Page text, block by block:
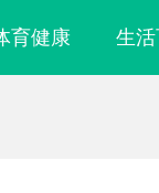
育健康 生